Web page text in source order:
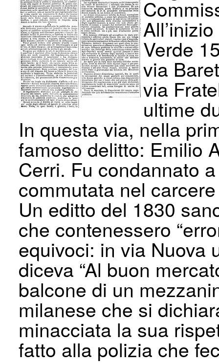
Verde
via
via
ultime
In questa via, nella
famoso delitto: Emilio
Cerri. Fu condannato
commutata nel
Un editto del 1830
che contenessero
equivoci: in via Nuova
diceva “Al buon
balcone di un
milanese che si
minacciata la sua
fatto alla polizia che